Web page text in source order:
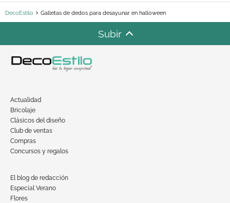
DecoEstilo Galletas de dedos para desayunar en halloween
Subir
Actualidad
Bricolaje
Clásicos del diseño
Club de ventas
Compras
Concursos y regalos
El blog de redacción
Especial Verano
Flores